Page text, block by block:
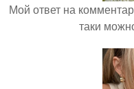
Мой ответ на
таки